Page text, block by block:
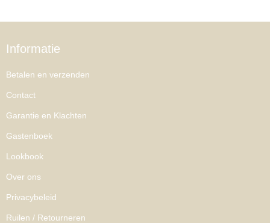
Informatie
Betalen en verzenden
Contact
Garantie en Klachten
Gastenboek
Lookbook
Over ons
Privacybeleid
Ruilen / Retourneren